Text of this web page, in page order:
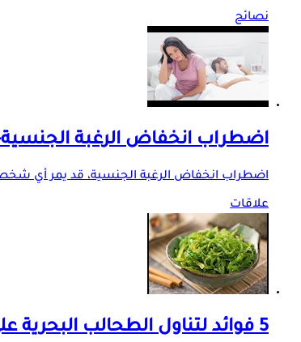
نصائح
اضطراب انخفاض الرغبة
اضطراب انخفاض الرغبة الجنسية، قد يمر أي شخص
علاقات
5 فوائد لتناول الطحالب البحرية على صحة النساء في فصل الصيف